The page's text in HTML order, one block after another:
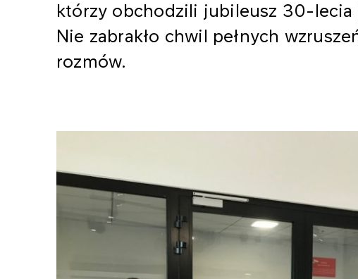
którzy obchodzili jubileusz 30-lecia
Nie zabrakło chwil pełnych
rozmów.